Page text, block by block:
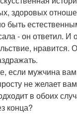
здоровых
быть
- он ответил. И
нравится.
если мужчина вам
не желает
в обоих
конца?